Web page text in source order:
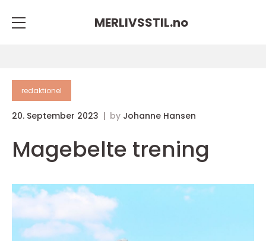
MERLIVSSTIL.no
redaktionel
20. September 2023 by Johanne Hansen
Magebelte trening